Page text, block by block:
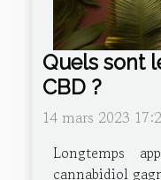
Quels sont
CBD ?
14 mars 2023
Longtemps
cannabidiol